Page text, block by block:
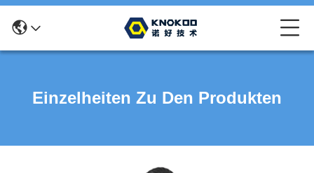
Einzelheiten Zu Den Produkten